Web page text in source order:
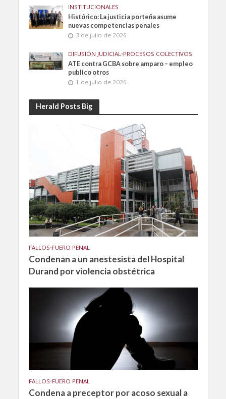
INSTITUCIONALES
Histórico: La justicia porteña asume
nuevas competencias penales
3 de julio de 2026
DIFUSIÓN JUDICIAL•PROCESOS COLECTIVOS
ATE contra GCBA sobre amparo – empleo
publico otros
1 de julio de 2026
Herald Posts Big
FALLOS•FUERO PENAL
Condenan a un anestesista del Hospital
Durand por violencia obstétrica
FALLOS•FUERO PENAL
Condena a preceptor por acoso sexual a